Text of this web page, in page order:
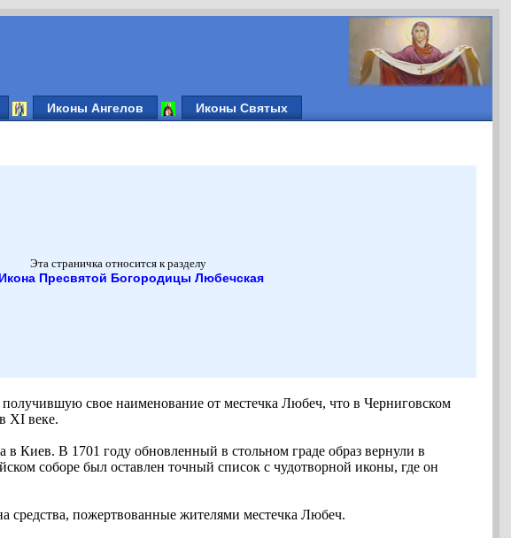
Иконы Ангелов Иконы Святых
Эта страничка относится к разделу
Икона Пресвятой Богородицы Любечская
свое наименование от местечка Любеч, что в Черниговском
ХI веке.
Киев. В 1701 году обновленный в стольном граде образ вернули в
соборе был оставлен точный список с чудотворной иконы, где он
средства, пожертвованные жителями местечка Любеч.